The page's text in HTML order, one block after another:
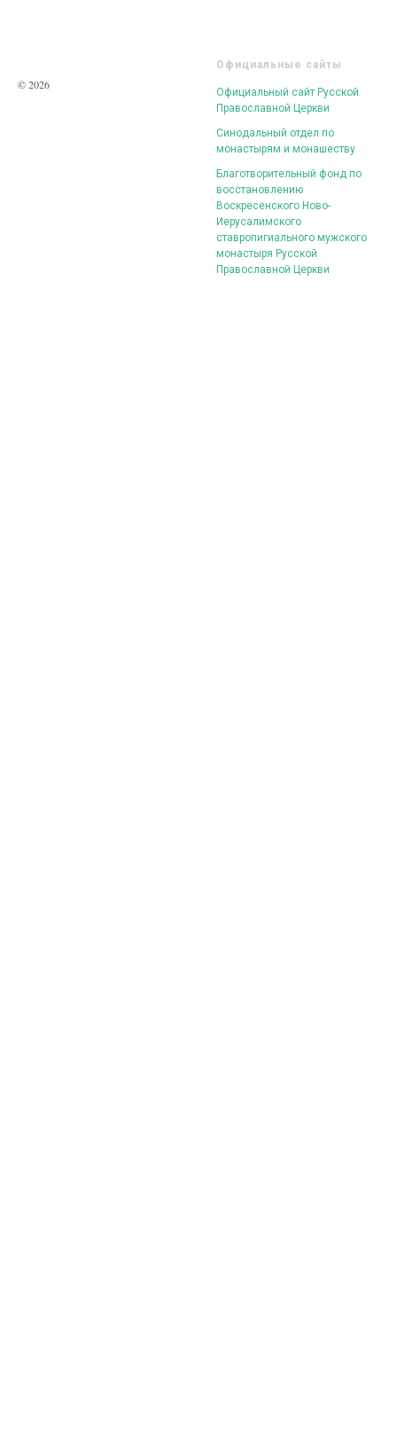
© 2026
Официальные сайты
Официальный сайт Русской
Православной Церкви
Синодальный отдел по
монастырям и монашеству
Благотворительный фонд по
восстановлению
Воскресенского Ново-
Иерусалимского
ставропигиального мужского
монастыря Русской
Православной Церкви